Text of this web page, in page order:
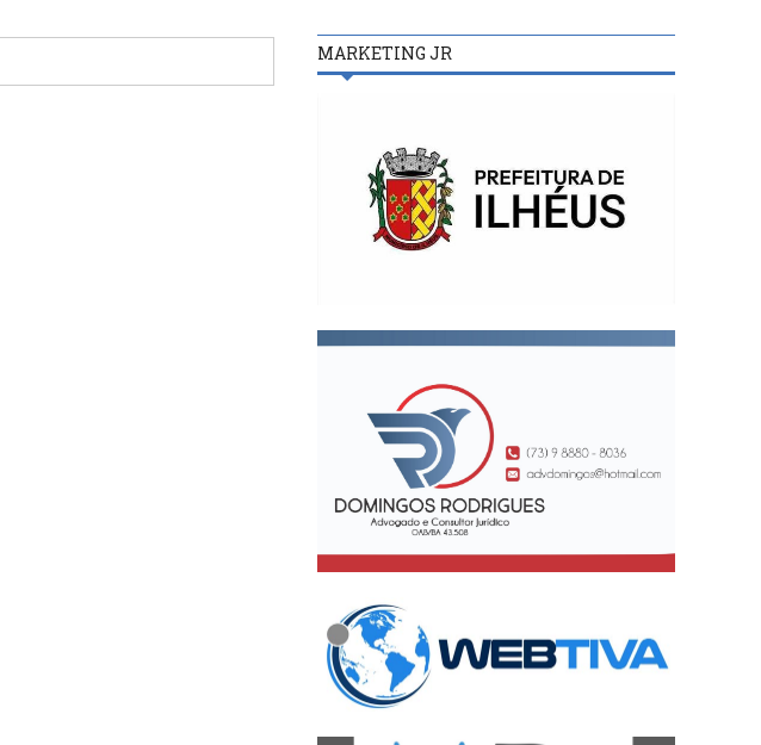
MARKETING JR